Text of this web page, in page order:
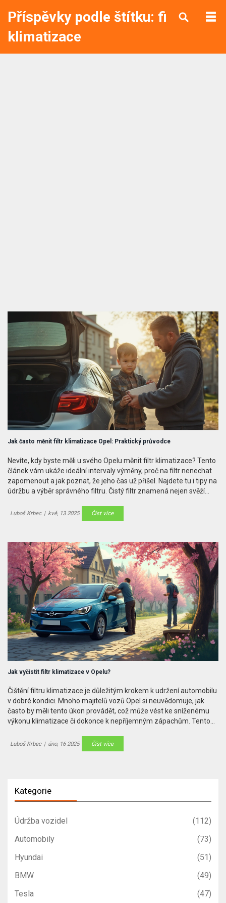
Příspěvky podle štítku: filtr
klimatizace
Jak často měnit filtr klimatizace Opel: Praktický průvodce
Nevíte, kdy byste měli u svého Opelu měnit filtr klimatizace? Tento
článek vám ukáže ideální intervaly výměny, proč na filtr nenechat
zapomenout a jak poznat, že jeho čas už přišel. Najdete tu i tipy na
údržbu a výběr správného filtru. Čistý filtr znamená nejen svěží
potřebujete vědět.
Luboš Krbec | kvě, 13 2025 Číst více
Jak vyčistit filtr klimatizace v Opelu?
Čištění filtru klimatizace je důležitým krokem k udržení automobilu
v dobré kondici. Mnoho majitelů vozů Opel si neuvědomuje, jak
často by měli tento úkon provádět, což může vést ke sníženému
výkonu klimatizace či dokonce k nepříjemným zápachům. Tento
klimatizace ve vozech Opel a prodloužit jejich životnost.
Luboš Krbec | úno, 16 2025 Číst více
Kategorie
Údržba vozidel
(112)
Automobily
(73)
Hyundai
(51)
BMW
(49)
Tesla
(47)